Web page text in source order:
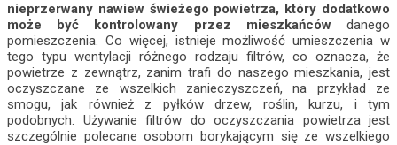
nieprzerwany nawiew świeżego powietrza, który dodatkowo
może być kontrolowany przez mieszkańcówdanego
pomieszczenia. Co więcej, istnieje możliwość umieszczenia w
tego typu wentylacji różnego rodzaju filtrów, co oznacza, że
powietrze z zewnątrz, zanim trafi do naszego mieszkania, jest
oczyszczane ze wszelkich zanieczyszczeń, na przykład ze
smogu, jak również z pyłków drzew, roślin, kurzu, i tym
podobnych. Używanie filtrów do oczyszczania powietrza jest
szczególnie polecane osobom borykającym się ze wszelkiego